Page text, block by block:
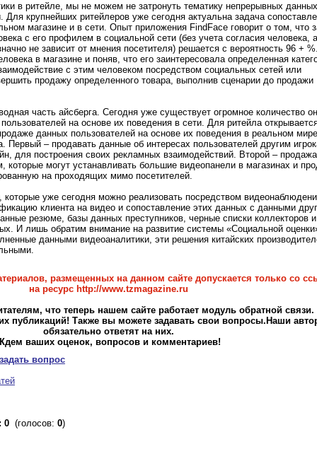
в ритейле, мы не можем не затронуть тематику непрерывных
Для крупнейших ритейлеров уже сегодня актуальна задача
магазине и в сети. Опыт приложения FindFace говорит о том, что
с его профилем в социальной сети (без учета согласия человека, а
не зависит от мнения посетителя) решается с вероятность 96 +
в магазине и поняв, что его заинтересовала определенная
с этим человеком посредством социальных сетей или
продажу определенного товара, выполнив сценарии до продажи
часть айсберга. Сегодня уже существует огромное количество
на основе их поведения в сети. Для ритейла
данных пользователей на основе их поведения в реальном
Первый – продавать данные об интересах пользователей другим
для построения своих рекламных взаимодействий. Второй – продажа
которые могут устанавливать большие видеопанели в магазинах и
на проходящих мимо посетителей.
которые уже сегодня можно реализовать посредством
клиента на видео и сопоставление этих данных с данными
резюме, базы данных преступников, черные списки коллекторов и
И лишь обратим внимание на развитие системы «Социальной
данными видеоаналитики, эти решения китайских
размещенных на данном сайте допускается только со
на ресурс http://www.tzmagazine.ru
что теперь нашем сайте работает модуль обратной
публикаций! Также вы можете задавать свои вопросы.Наши
обязательно ответят на них.
ваших оценок, вопросов и комментариев!
вопрос
0 (голосов: 0)